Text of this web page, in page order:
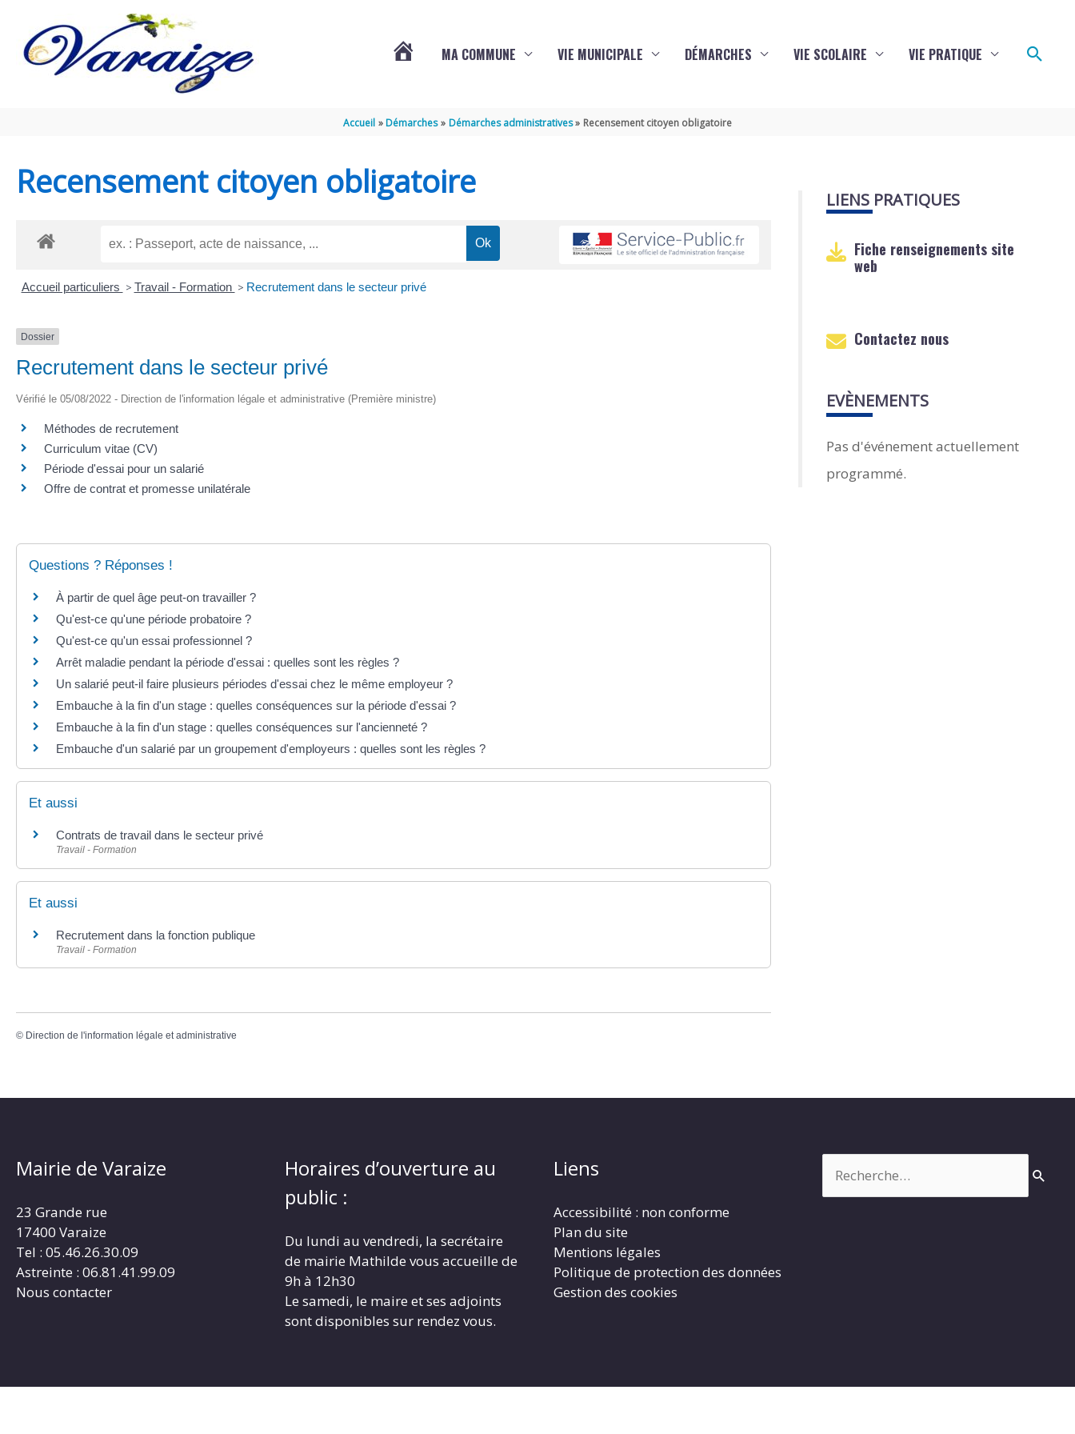
DE
VARAIZE
MA COMMUNE VIE MUNICIPALE DÉMARCHES VIE SCOLAIRE VIE PRATIQUE
Accueil Démarches Démarches administratives Recensement citoyen obligatoire
Recensement citoyen obligatoire
Accueil particuliers > Travail - Formation > Recrutement dans le secteur privé
Dossier
Recrutement dans le secteur privé
Vérifié le 05/08/2022 - Direction de l'information légale et administrative (Première ministre)
Méthodes de recrutement
Curriculum vitae (CV)
Période d'essai pour un salarié
Offre de contrat et promesse unilatérale
Questions ? Réponses !
À partir de quel âge peut-on travailler ?
Qu'est-ce qu'une période probatoire ?
Qu'est-ce qu'un essai professionnel ?
Arrêt maladie pendant la période d'essai : quelles sont les règles ?
Un salarié peut-il faire plusieurs périodes d'essai chez le même employeur ?
Embauche à la fin d'un stage : quelles conséquences sur la période d'essai ?
Embauche à la fin d'un stage : quelles conséquences sur l'ancienneté ?
Embauche d'un salarié par un groupement d'employeurs : quelles sont les règles ?
Et aussi
Contrats de travail dans le secteur privé
Travail - Formation
Et aussi
Recrutement dans la fonction publique
Travail - Formation
© Direction de l'information légale et administrative
LIENS PRATIQUES
Fiche renseignements site
web
Contactez nous
EVÈNEMENTS
Pas d'événement actuellement
programmé.
Mairie de Varaize
23 Grande rue
17400 Varaize
Tel : 05.46.26.30.09
Astreinte : 06.81.41.99.09
Nous contacter
Horaires d’ouverture au
public :
Du lundi au vendredi, la secrétaire
de mairie Mathilde vous accueille de
9h à 12h30
Le samedi, le maire et ses adjoints
sont disponibles sur rendez vous.
Liens
Accessibilité : non conforme
Plan du site
Mentions légales
Politique de protection des données
Gestion des cookies